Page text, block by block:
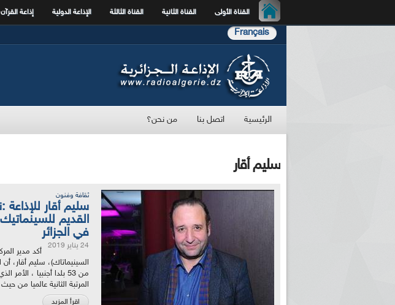
القناة الأولى القناة الثانية القناة الثالثة الإذاعة الدولية إذاعة القرآن
Français
الرئيسية اتصل بنا من نحن؟
سليم أقار
ثقافة وفنون
سليم أقار
القديم
في الجزائر
24 يناير 2019
أكد مدير
من 53 بلدا أجنبيا ،
المرتبة الثانية عالميا من
اقرأ المزيد